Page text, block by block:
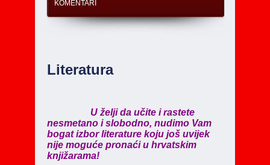
KOMENTARI
Literatura
U želji da učite i rastete
nesmetano i slobodno, nudimo Vam
bogat izbor literature koju još uvijek
nije moguće pronaći u hrvatskim
knjižarama!